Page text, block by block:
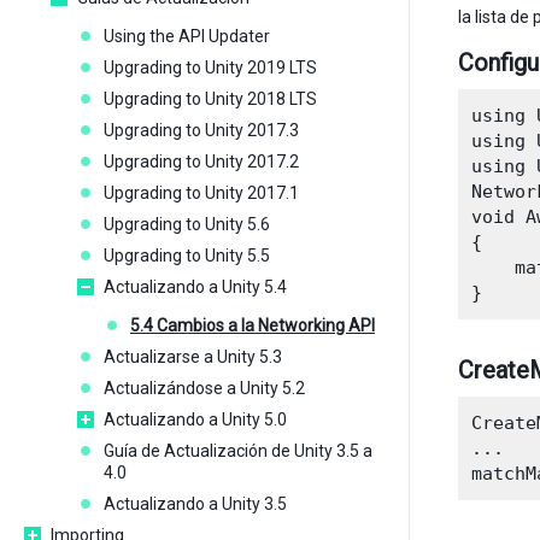
Using the API Updater
Upgrading to Unity 2019 LTS
Upgrading to Unity 2018 LTS
Upgrading to Unity 2017.3
Upgrading to Unity 2017.2
Upgrading to Unity 2017.1
Upgrading to Unity 5.6
Upgrading to Unity 5.5
Actualizando a Unity 5.4
5.4 Cambios a la Networking API
Actualizarse a Unity 5.3
Actualizándose a Unity 5.2
Actualizando a Unity 5.0
Guía de Actualización de Unity 3.5 a
4.0
Actualizando a Unity 3.5
Importing
la lista de
using
using
using
void
{
...